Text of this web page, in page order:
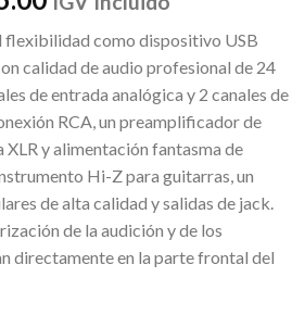
actual
es:
S/325.00.
flexibilidad como dispositivo USB
calidad de audio profesional de 24
de entrada analógica y 2 canales de
RCA, un preamplificador de
y alimentación fantasma de
Hi-Z para guitarras, un
de alta calidad y salidas de jack.
de la audición y de los
directamente en la parte frontal del